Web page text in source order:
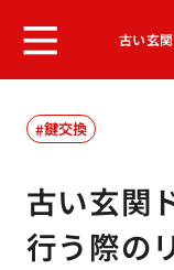
古い玄
鍵交換
古い玄関
行う際の